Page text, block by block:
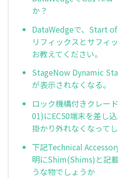
か？
DataWedgeで、Start
リフィックスとサフィ
お教えてください。
StageNow Dynamic
が表示されなくなる。
ロック機構付きクレー
01)にEC50端末を差し
掛かり外れなくなって
下記Technical
明にShim(Shims)と記
うな物でしょうか